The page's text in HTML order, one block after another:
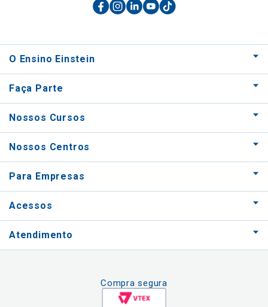
O Ensino Einstein
Faça Parte
Nossos Cursos
Nossos Centros
Para Empresas
Acessos
Atendimento
Compra segura